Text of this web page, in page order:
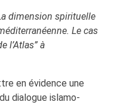
dimension spirituelle
Le cas
l’Atlas” à
en évidence une
dialogue islamo-